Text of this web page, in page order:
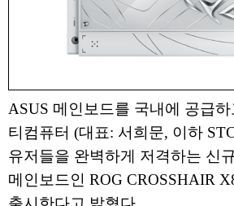
ASUS 메인보드를 국내에 공급
티컴퓨터 (대표: 서희문, 이하
유저들을 완벽하게 저격하는 신
메인보드인 ROG CROSSHAIR